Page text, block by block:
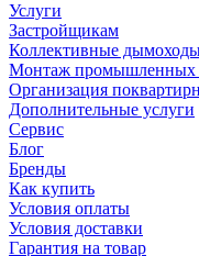
Услуги
Застройщикам
Коллективные
Монтаж промышленных
Организация
Дополнительные услуги
Сервис
Блог
Бренды
Как купить
Условия оплаты
Условия доставки
Гарантия на товар